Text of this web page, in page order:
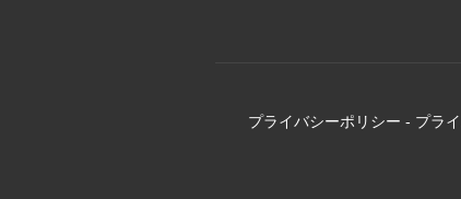
プライバシーポリシー - プラ